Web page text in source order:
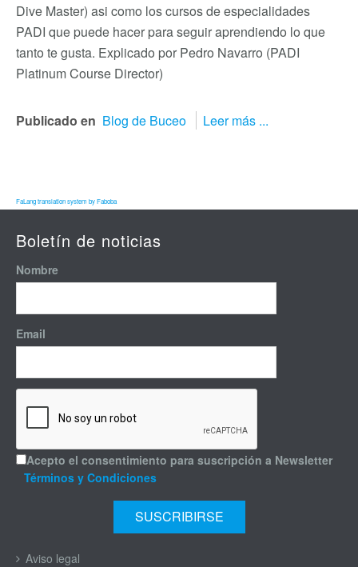
Dive Master) asi como los cursos de especialidades
PADI que puede hacer para seguir aprendiendo lo que
tanto te gusta. Explicado por Pedro Navarro (PADI
Platinum Course Director)
Publicado en Blog de Buceo Leer más ...
FaLang translation system by Faboba
Boletín de noticias
Nombre
Email
Acepto el consentimiento para suscripción a Newsletter
Términos y Condiciones
Aviso legal